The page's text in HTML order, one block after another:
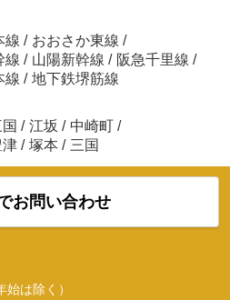
線 / おおさか東線 /
線 / 山陽新幹線 / 阪急千里線 /
線 / 地下鉄堺筋線
/ 江坂 / 中崎町 /
津 / 塚本 / 三国
お問い合わせ
は除く）